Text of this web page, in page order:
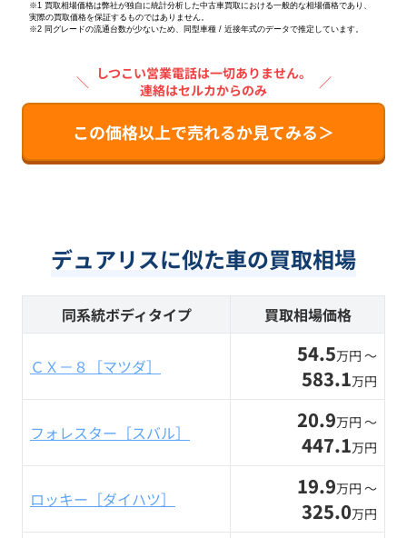
※1 買取相場価格は弊社が独自に統計分析した中古車買取における一般的な相場価格であり、
実際の買取価格を保証するものではありません。
※2 同グレードの流通台数が少ないため、同型車種 / 近接年式のデータで推定しています。
＼ しつこい営業電話は一切ありません。
連絡はセルカからのみ
／
この価格以上で売れるか見てみる＞
デュアリスに似た車の買取相場
同系統ボディタイプ 買取相場価格
ＣＸ－８［マツダ］ 54.5万円 〜
583.1万円
フォレスター［スバル］ 20.9万円 〜
447.1万円
ロッキー［ダイハツ］ 19.9万円 〜
325.0万円